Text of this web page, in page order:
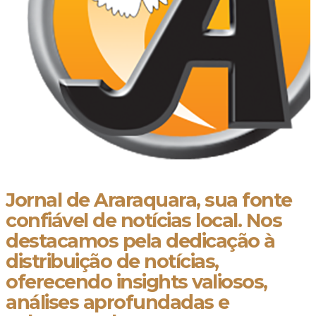
Jornal de Araraquara, sua fonte
confiável de notícias local. Nos
destacamos pela dedicação à
distribuição de notícias,
oferecendo insights valiosos,
análises aprofundadas e